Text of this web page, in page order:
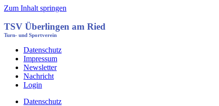
Zum Inhalt springen
TSV Überlingen am Ried
Turn- und Sportverein
Datenschutz
Impressum
Newsletter
Nachricht
Login
Datenschutz